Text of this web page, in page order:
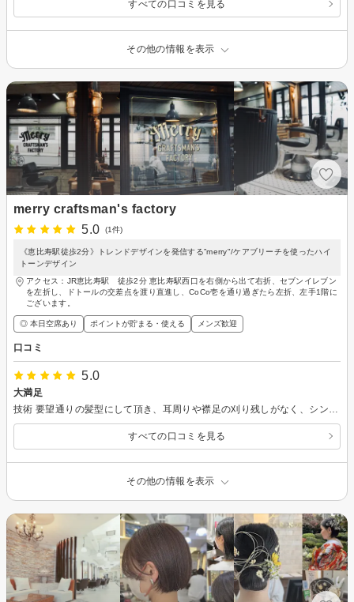
すべての口コミを見る
その他の情報を表示
merry craftsman's factory
5.0
(1件)
《恵比寿駅徒歩2分》トレンドデザインを発信する”merry"/ケアブリーチを使ったハイ
トーンデザイン
アクセス：JR恵比寿駅 徒歩2分 恵比寿駅西口を右側から出て右折、セブンイレブン
を左折し、ドトールの交差点を渡り直進し、CoCo壱を通り過ぎたら左折、左手1階に
ございます。
◎ 本日空席あり ポイントが貯まる・使える メンズ歓迎
口コミ
5.0
大満足
すべての口コミを見る
その他の情報を表示